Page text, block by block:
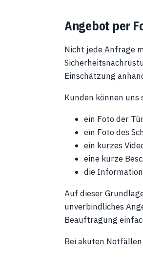
Angebot per
Nicht jede Anfrage
Einschätzung
Kunden können uns
ein Foto der
ein Foto des
ein kurzes
eine kurze
die
Auf dieser
unverbindliches
Beauftragung
Bei akuten